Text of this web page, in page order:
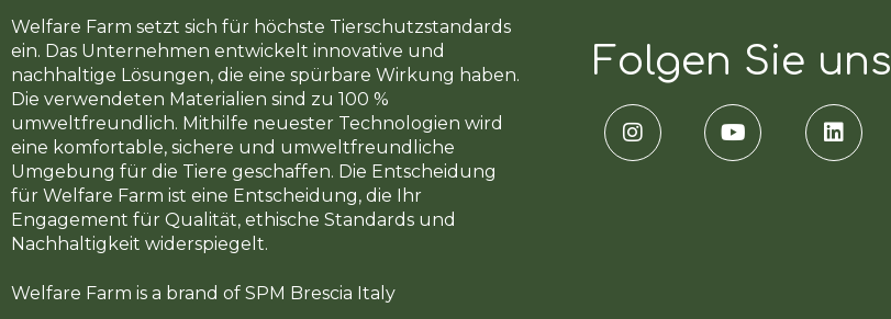
Welfare Farm setzt sich für höchste Tierschutzstandards
ein. Das Unternehmen entwickelt innovative und
nachhaltige Lösungen, die eine spürbare Wirkung haben.
Die verwendeten Materialien sind zu 100 %
umweltfreundlich. Mithilfe neuester Technologien wird
eine komfortable, sichere und umweltfreundliche
Umgebung für die Tiere geschaffen. Die Entscheidung
für Welfare Farm ist eine Entscheidung, die Ihr
Engagement für Qualität, ethische Standards und
Nachhaltigkeit widerspiegelt.
Welfare Farm is a brand of SPM Brescia Italy
Folgen Sie uns